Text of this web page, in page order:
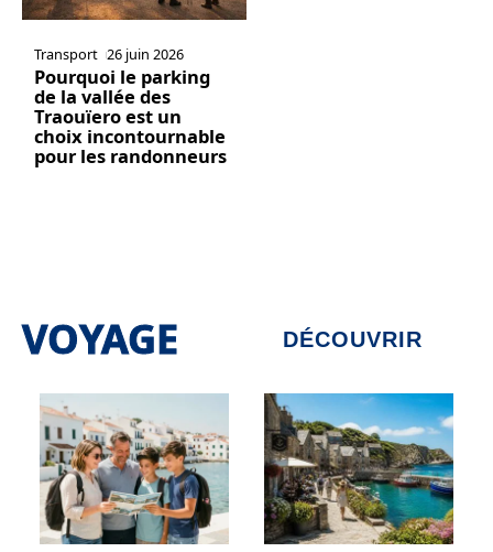
Transport 26 juin 2026
Pourquoi le parking
de la vallée des
Traouïero est un
choix incontournable
pour les randonneurs
VOYAGE DÉCOUVRIR